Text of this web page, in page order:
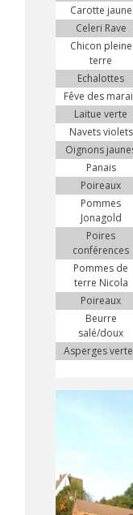
Carotte jaune
Celeri Rave
Chicon pleine
terre
Echalottes
Fêve des
Laitue verte
Navets violets
Oignons
Panais
Poireaux
Pommes
Jonagold
Poires
conférences
Pommes de
terre Nicola
Poireaux
Beurre
salé/doux
Asperges